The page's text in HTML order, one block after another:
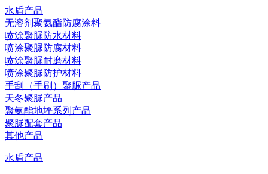
水盾产品
无溶剂聚氨酯防腐涂料
喷涂聚脲防水材料
喷涂聚脲防腐材料
喷涂聚脲耐磨材料
喷涂聚脲防护材料
手刮（手刷）聚脲产品
天冬聚脲产品
聚氨酯地坪系列产品
聚脲配套产品
其他产品
水盾产品